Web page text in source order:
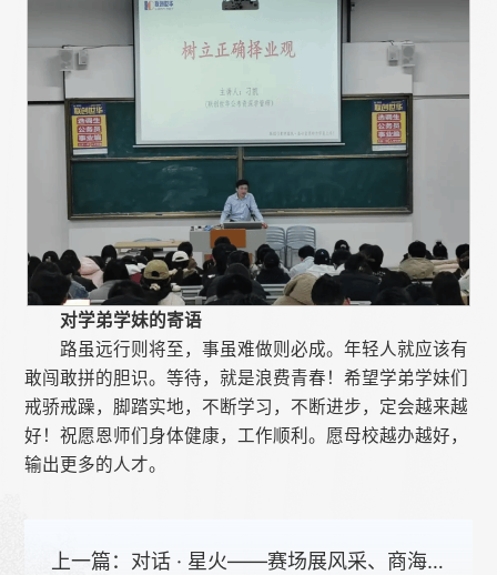
对学弟学妹的寄语
路虽远行则将至，事虽难做则必成。年轻人就应该有
敢闯敢拼的胆识。等待，就是浪费青春！希望学弟学妹们
戒骄戒躁，脚踏实地，不断学习，不断进步，定会越来越
好！祝愿恩师们身体健康，工作顺利。愿母校越办越好，
输出更多的人才。
上一篇： 对话 · 星火——赛场展风采、商海显担当 记山东经贸职业学院优秀校友牟英超